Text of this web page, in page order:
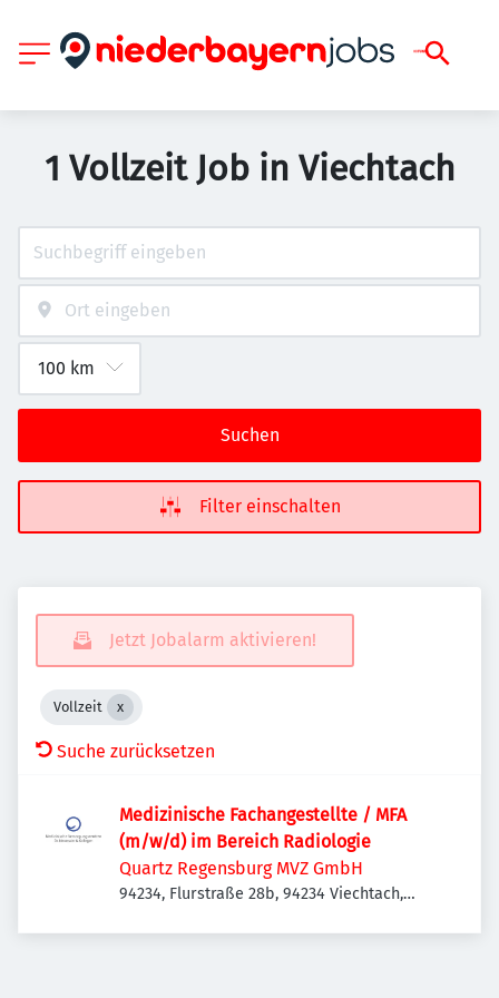
1 Vollzeit Job in Viechtach
Suchen
Filter einschalten
Jetzt Jobalarm aktivieren!
Vollzeit
Suche zurücksetzen
Medizinische Fachangestellte / MFA
(m/w/d) im Bereich Radiologie
Quartz Regensburg MVZ GmbH
94234, Flurstraße 28b, 94234 Viechtach,